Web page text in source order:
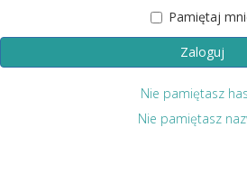
Pamiętaj
Zaloguj
Nie pamiętasz
Nie pamiętasz